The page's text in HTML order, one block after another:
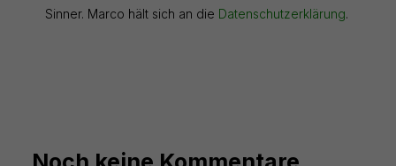
Sinner. Marco hält sich an die Datenschutzerklärung.